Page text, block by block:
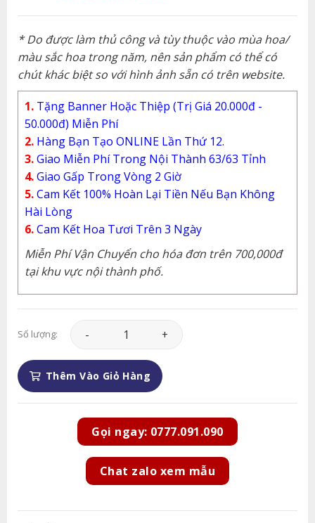
* Do được làm thủ công và tùy thuộc vào mùa hoa/
màu sắc hoa trong năm, nên sản phẩm có thể có
chút khác biệt so với hình ảnh sẵn có trên website.
1. Tặng Banner Hoặc Thiệp (Trị Giá 20.000đ -
50.000đ) Miễn Phí
2. Hàng Bạn Tạo ONLINE Lần Thứ 12.
3.Giao Miễn Phí Trong Nội Thành 63/63 Tỉnh
4.Giao Gấp Trong Vòng 2 Giờ
5.Cam Kết 100% Hoàn Lại Tiền Nếu Bạn Không
Hài Lòng
6.Cam Kết Hoa Tươi Trên 3 Ngày
Miễn Phí Vận Chuyển cho hóa đơn trên 700,000đ
tại khu vực nội thành phố.
Số lượng: Hoa Khai Trương - HKT021 số lượng
Thêm Vào Giỏ Hàng
Gọi ngay: 0777.091.090
Chat zalo xem mẫu